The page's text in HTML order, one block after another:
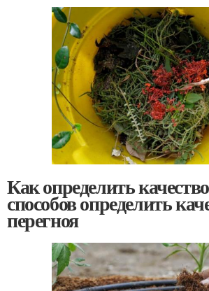
Как определить
способов определить
перегноя